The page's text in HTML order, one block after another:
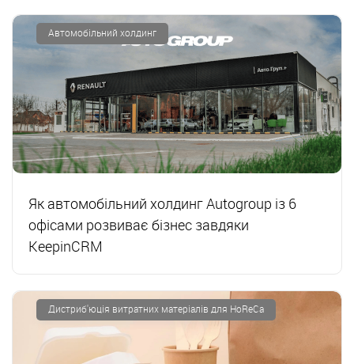
Як автомобільний холдинг Autogroup із 6
офісами розвиває бізнес завдяки
KeepinCRM
Автомобільний холдинг
Дистриб'юція витратних матеріалів для HoReCa